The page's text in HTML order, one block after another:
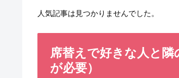
人気記事は見つかりませんでした。
席替えで好きな人と
が必要）